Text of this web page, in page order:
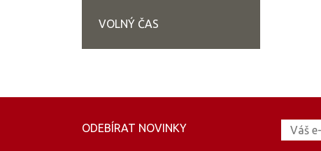
VOLNÝ ČAS
ODEBÍRAT NOVINKY